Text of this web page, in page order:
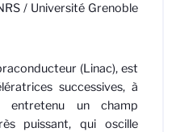
/ Université Grenoble
(Linac), est
successives, à
entretenu un champ
puissant, qui oscille